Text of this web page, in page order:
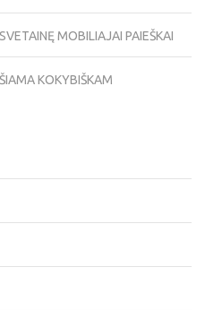
MOBILIAJAI PAIEŠKAI
KOKYBIŠKAM